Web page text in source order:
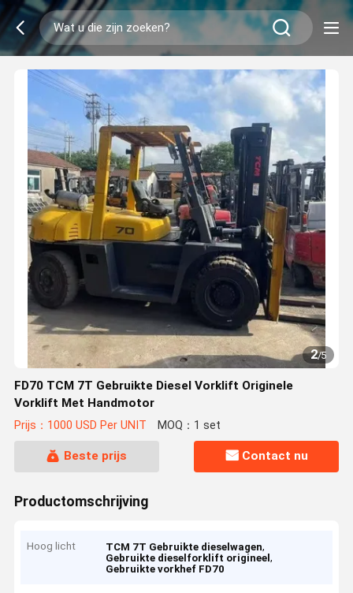
2/5
FD70 TCM 7T Gebruikte Diesel Vorklift Originele
Vorklift Met Handmotor
Prijs：1000 USD Per UNIT MOQ：1 set
Beste prijs Contact nu
Productomschrijving
Hoog licht TCM 7T Gebruikte dieselwagen,
Gebruikte dieselforklift origineel,
Gebruikte vorkhef FD70